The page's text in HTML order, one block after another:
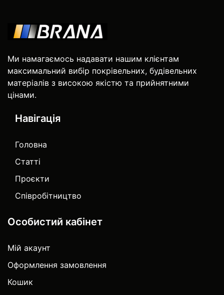
Ми намагаємось надавати нашим клієнтам
максимальний вибір покрівельних, будівельних
матеріалів з високою якістю та прийнятними
цінами.
Навігація
Головна
Статті
Проєкти
Співробітництво
Особистий кабінет
Мій акаунт
Оформлення замовлення
Кошик